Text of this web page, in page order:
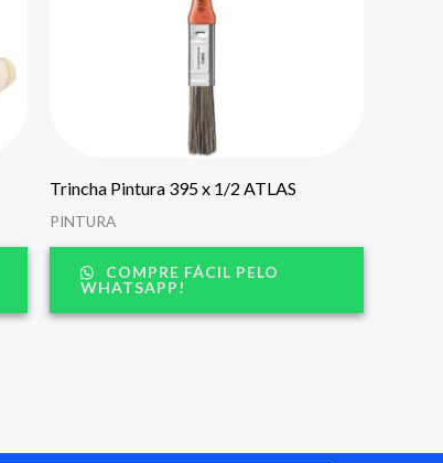
Trincha Pintura 395 x 1/2 ATLAS
PINTURA
COMPRE FÁCIL PELO
WHATSAPP!